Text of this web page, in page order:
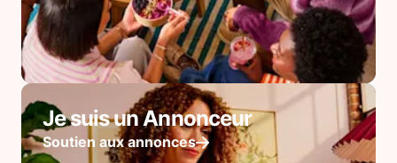
Je suis un Annonceur
Soutien aux annonces